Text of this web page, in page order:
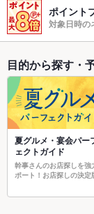
ポイント
対象日時の
目的から探す・
夏グルメ・宴会パー
ェクトガイド
幹事さんのお店探しを強
ポート！お店探しの決定